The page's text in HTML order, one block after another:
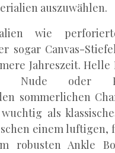
auszuwählen.
wie
sogar Canvas-
Jahreszeit. Helle
Nude oder
sommerlichen
als
einem luftigen,
robusten Ankle